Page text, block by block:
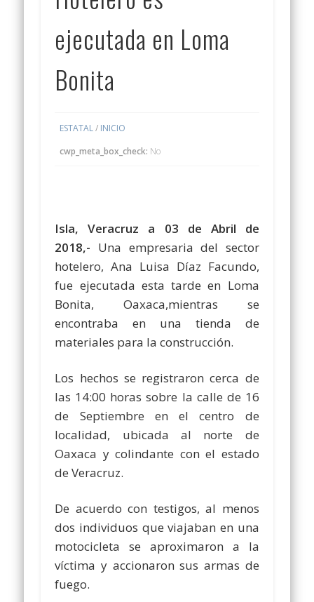
ejecutada en Loma
Bonita
ESTATAL/ INICIO
cwp_meta_box_check: No
Isla, Veracruz a 03 de Abril de
2018,- Una empresaria del sector
hotelero, Ana Luisa Díaz Facundo,
fue ejecutada esta tarde en Loma
Bonita, Oaxaca,mientras se
encontraba en una tienda de
materiales para la construcción.
Los hechos se registraron cerca de
las 14:00 horas sobre la calle de 16
de Septiembre en el centro de
localidad, ubicada al norte de
Oaxaca y colindante con el estado
de Veracruz.
De acuerdo con testigos, al menos
dos individuos que viajaban en una
motocicleta se aproximaron a la
víctima y accionaron sus armas de
fuego.